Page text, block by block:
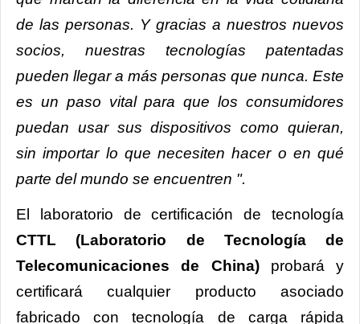
de las personas. Y gracias a nuestros nuevos
socios, nuestras tecnologías patentadas
pueden llegar a más personas que nunca. Este
es un paso vital para que los consumidores
puedan usar sus dispositivos como quieran,
sin importar lo que necesiten hacer o en qué
parte del mundo se encuentren ".
El laboratorio de certificación de tecnología
CTTL (Laboratorio de Tecnología de
Telecomunicaciones de China)probará y
certificará cualquier producto asociado
fabricado con tecnología de carga rápida